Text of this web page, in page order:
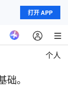
打开 APP
个人
。